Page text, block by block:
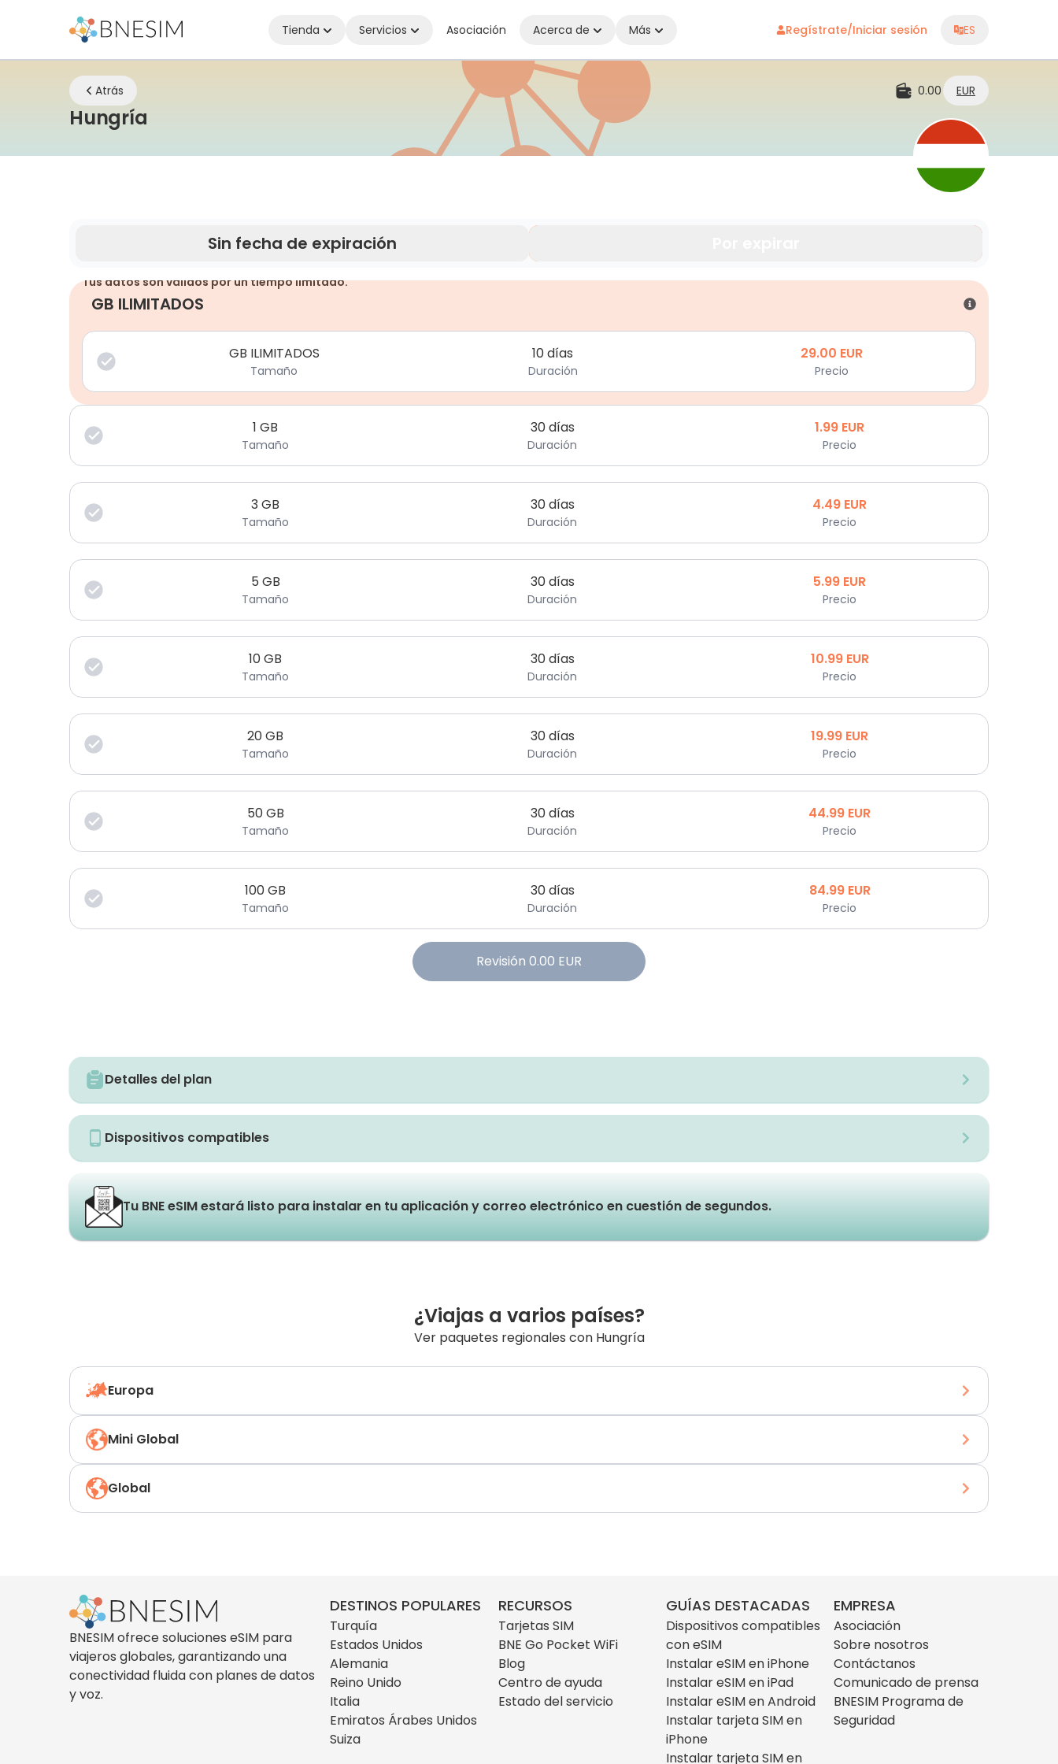
Tienda Servicios Asociación Acerca de Más Regístrate/Iniciar sesión ES
Atrás 0.00 EUR
Hungría eSIM | Mantente conectado dondequiera que estés
Sin fecha de expiración
Tus datos son válidos por un tiempo limitado.
GB ILIMITADOS
GB ILIMITADOS
Tamaño
10 días
Duración
29.00 EUR
Precio
1 GB
Tamaño
30 días
Duración
1.99 EUR
Precio
3GB
Tamaño
30 días
Duración
4.49 EUR
Precio
5 GB
Tamaño
30 días
Duración
5.99 EUR
Precio
10GB
Tamaño
30 días
Duración
10.99 EUR
Precio
20GB
Tamaño
30 días
Duración
19.99 EUR
Precio
50GB
Tamaño
30 días
Duración
44.99 EUR
Precio
100GB
Tamaño
30 días
Duración
84.99 EUR
Precio
Revisión 0.00 EUR
Detalles del plan
Dispositivos compatibles
Tu BNE eSIM estará listo para instalar en tu aplicación y correo electrónico en cuestión de segundos.
¿Viajas a varios países?
Ver paquetes regionales con Hungría
Europa
Mini Global
Global
BNESIM ofrece soluciones eSIM para
viajeros globales, garantizando una
conectividad fluida con planes de datos
y voz.
DESTINOS POPULARES
Turquía
Estados Unidos
Alemania
Reino Unido
Italia
Emiratos Árabes Unidos
Suiza
RECURSOS
Tarjetas SIM
BNE Go Pocket WiFi
Blog
Centro de ayuda
Estado del servicio
GUÍAS DESTACADAS
Dispositivos compatibles
con eSIM
Instalar eSIM en iPhone
Instalar eSIM en iPad
Instalar eSIM en Android
Instalar tarjeta SIM en
iPhone
Instalar tarjeta SIM en
EMPRESA
Asociación
Sobre nosotros
Contáctanos
Comunicado de prensa
BNESIM Programa de
Seguridad